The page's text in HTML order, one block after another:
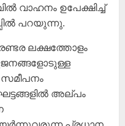
വാഹനം ഉപേക്ഷിച്ച്
പറയുന്നു.
ലക്ഷത്തോളം
അല്പം